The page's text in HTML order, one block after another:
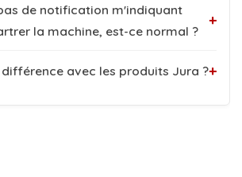
de notification m'indiquant
la machine, est-ce normal ?
+
différence avec les produits Jura ?+